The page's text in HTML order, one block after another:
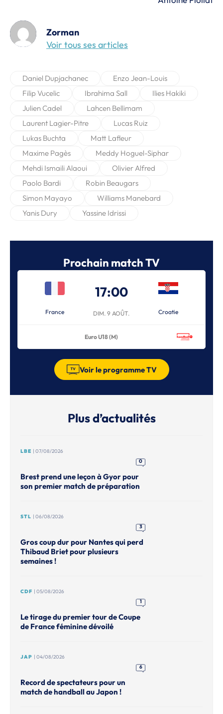
Zorman
Voir tous ses articles
Daniel Dupjachanec
Enzo Jean-Louis
Filip Vucelic
Ibrahima Sall
Ilies Hakiki
Julien Cadel
Lahcen Bellimam
Laurent Lagier-Pitre
Lucas Ruiz
Lukas Buchta
Matt Lafleur
Maxime Pagès
Meddy Hoguel-Siphar
Mehdi Ismaili Alaoui
Olivier Alfred
Paolo Bardi
Robin Beaugars
Simon Mayayo
Williams Manebard
Yanis Dury
Yassine Idrissi
Prochain match TV
France
17:00
DIM. 9 AOÛT. Croatie
Euro U18 (M)
Voir le programme TV
Plus d’actualités
LBE | 07/08/2026
0
Brest prend une leçon à Gyor pour
son premier match de préparation
STL | 06/08/2026
3
Gros coup dur pour Nantes qui perd
Thibaud Briet pour plusieurs
semaines !
CDF | 05/08/2026
1
Le tirage du premier tour de Coupe
de France féminine dévoilé
JAP | 04/08/2026
6
Record de spectateurs pour un
match de handball au Japon !